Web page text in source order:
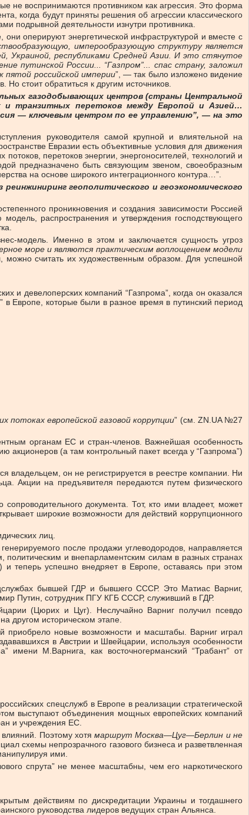
не воспринимаются противником как агрессия. Это форма
когда будут приняты решения об агрессии классического
подрывной деятельности изнутри противника.
оперируют энергетической инфраструктурой и вместе с
имперообразующую структуру является
Украиной, республиками Средней Азии. И это стянутое
путинской России... “Газпром”... спас страну, заложил
пятой российской империи”, — так было изложено видение
Но стоит обратиться к другим источников.
газодобывающих центров (страны Центральной
и транзитных перетоков между Европой и Азией…
— ключевым центром по ее управлению”, — на это
руководителя самой крупной и влиятельной на
Евразии есть объективные условия для движения
перетоков энергии, энергоносителей, технологий и
предназначено быть связующим звеном, своеобразным
на основе широкого интеграционного контура…”.
реинжиниринг геополитического и геоэкономического
проникновения и создания зависимости Россией
распространения и утверждения господствующего
модель. Именно в этом и заключается сущность угроз
море и являются практическим воплощением модели
считать их художественным образом. Для успешной
девелоперских компаний “Газпрома”, когда он оказался
в Европе, которые были в разное время в путинский период
потоках европейской газовой коррупции” (см. ZN.UA №27
органам ЕС и стран-членов. Важнейшая особенность
(а там контрольный пакет всегда у “Газпрома”)
владельцем, он не регистрируется в реестре компании. Ни
Акции на предъявителя передаются путем физического
документа. Тот, кто ими владеет, может
широкие возможности для действий коррупционного
лиц.
после продажи углеводородов, направляется
политическим и внепарламентским силам в разных странах
теперь успешно внедряет в Европе, оставаясь при этом
бывшей ГДР и бывшего СССР. Это Матиас Варниг,
Путин, сотрудник ПГУ КГБ СССР, служивший в ГДР.
(Цюрих и Цуг). Неслучайно Варниг получил псевдо
другом историческом этапе.
приобрело новые возможности и масштабы. Варниг играл
в Австрии и Швейцарии, используя особенности
М.Варнига, как восточногерманский “Трабант” от
спецслужб в Европе в реализации стратегической
выступают объединения мощных европейских компаний
и учреждения ЕС.
влияний. Поэтому хотямаршрут Москва—Цуг—Берлин и не
схемы непрозрачного газового бизнеса и разветвленная
ими.
спрута” не менее масштабны, чем его наркотического
действиям по дискредитации Украины и тогдашнего
руководства лидеров ведущих стран Альянса.